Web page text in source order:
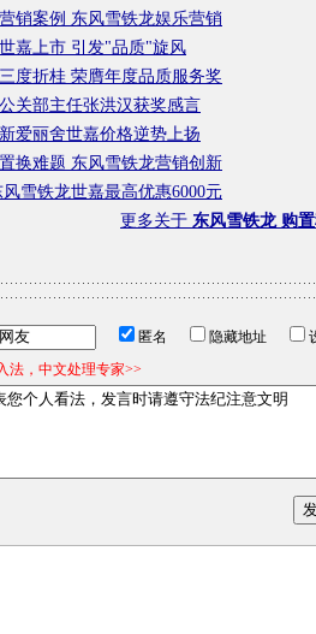
销案例 东风雪铁龙娱乐营销
嘉上市 引发"品质"旋风
度折桂 荣膺年度品质服务奖
关部主任张洪汉获奖感言
爱丽舍世嘉价格逆势上扬
换难题 东风雪铁龙营销创新
雪铁龙世嘉最高优惠6000元
更多关于 东风雪铁龙 购
匿名 隐藏地址
法，中文处理专家>>